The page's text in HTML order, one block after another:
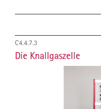
C4.4.7.3
Die Knallgaszelle